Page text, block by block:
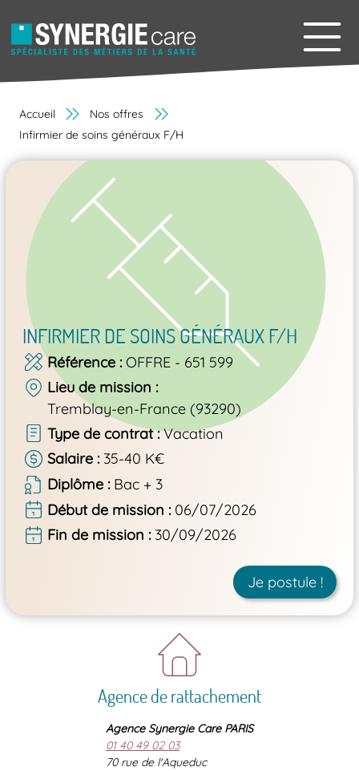
Accueil
Nos offres
Infirmier de soins généraux F/H
INFIRMIER DE SOINS GÉNÉRAUX F/H
Référence OFFRE - 651 599
Lieu de mission
Tremblay-en-France (93290)
Type de contrat Vacation
Salaire
35-40 K€
Diplôme
Bac + 3
Début de mission
06/07/2026
Fin de mission
30/09/2026
Je postule !
Agence de rattachement
Agence Synergie Care PARIS
01 40 49 02 03
70 rue de l'Aqueduc